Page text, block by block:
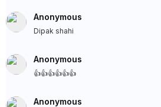
Anonymous
Dipak shahi
Anonymous
👍👍👍👍👍👍
Anonymous